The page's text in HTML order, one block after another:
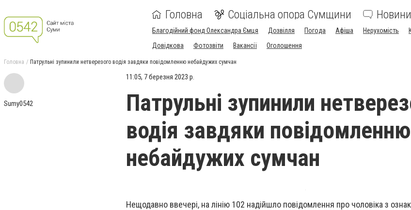
Головна Соціальна опора Сумщини Новини
Благодійний фонд Олександра Ємця Дозвілля Погода Афіша Нерухомість
Довідкова
Фотозвіти Вакансії Оголошення
Головна Патрульні зупинили нетверезого водія завдяки повідомленню небайдужих сумчан
Sumy0542
11:05, 7 березня 2023 р.
Патрульні зупинили
водія завдяки повідомленню
небайдужих сумчан
Нещодавно ввечері, на лінію 102 надійшло повідомлення про чоловіка з